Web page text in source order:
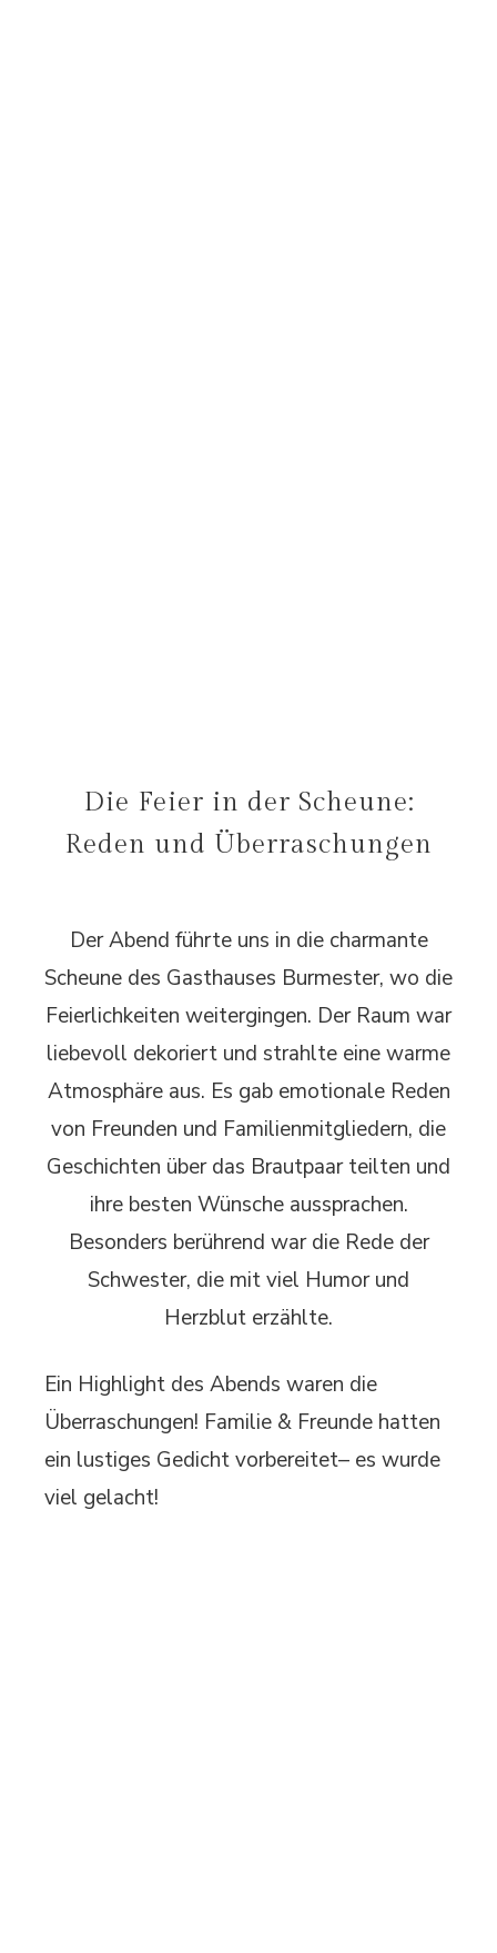
Die Feier in der Scheune:
Reden und Überraschungen
Der Abend führte uns in die charmante
Scheune des Gasthauses Burmester, wo die
Feierlichkeiten weitergingen. Der Raum war
liebevoll dekoriert und strahlte eine warme
Atmosphäre aus. Es gab emotionale Reden
von Freunden und Familienmitgliedern, die
Geschichten über das Brautpaar teilten und
ihre besten Wünsche aussprachen.
Besonders berührend war die Rede der
Schwester, die mit viel Humor und
Herzblut erzählte.
Ein Highlight des Abends waren die
Überraschungen! Familie & Freunde hatten
ein lustiges Gedicht vorbereitet– es wurde
viel gelacht!